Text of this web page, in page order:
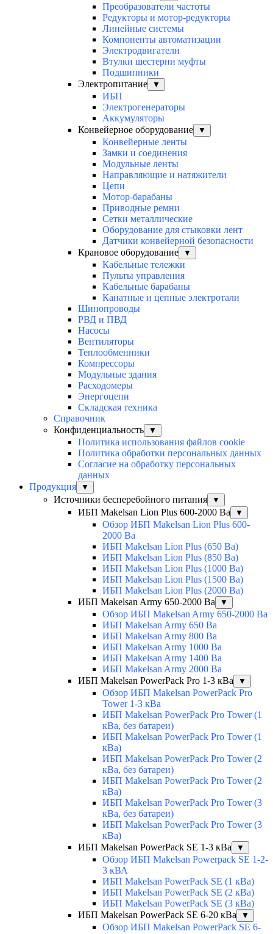
Преобразователи частоты
Редукторы и мотор-редукторы
Линейные системы
Компоненты автоматизации
Электродвигатели
Втулки шестерни муфты
Подшипники
Электропитание
▼
ИБП
Электрогенераторы
Аккумуляторы
Конвейерное оборудование
▼
Конвейерные ленты
Замки и соединения
Модульные ленты
Направляющие и натяжители
Цепи
Мотор-барабаны
Приводные ремни
Сетки металлические
Оборудование для стыковки лент
Датчики конвейерной безопасности
Крановое оборудование
▼
Кабельные тележки
Пульты управления
Кабельные барабаны
Канатные и цепные электротали
Шинопроводы
РВД и ПВД
Насосы
Вентиляторы
Теплообменники
Компрессоры
Модульные здания
Расходомеры
Энергоцепи
Складская техника
Справочник
Конфиденциальность
▼
Политика использования файлов cookie
Политика обработки персональных данных
Согласие на обработку персональных
данных
Продукция
▼
Источники бесперебойного питания ▼
ИБП Makelsan Lion Plus 600-2000 Ва ▼
Обзор ИБП Makelsan Lion Plus 600-
2000 Вa
ИБП Makelsan Lion Plus (650 Ва)
ИБП Makelsan Lion Plus (850 Ва)
ИБП Makelsan Lion Plus (1000 Ва)
ИБП Makelsan Lion Plus (1500 Ва)
ИБП Makelsan Lion Plus (2000 Ва)
ИБП Makelsan Army 650-2000 Ва
▼
Обзор ИБП Makelsan Army 650-2000 Ва
ИБП Makelsan Army 650 Ва
ИБП Makelsan Army 800 Ва
ИБП Makelsan Army 1000 Ва
ИБП Makelsan Army 1400 Ва
ИБП Makelsan Army 2000 Ва
ИБП Makelsan PowerPack Pro 1-3 кВа
▼
Обзор ИБП Makelsan PowerPack Pro
Tower 1-3 кВа
ИБП Makelsan PowerPack Pro Tower (1
кВа, без батареи)
ИБП Makelsan PowerPack Pro Tower (1
кВа)
ИБП Makelsan PowerPack Pro Tower (2
кВа, без батареи)
ИБП Makelsan PowerPack Pro Tower (2
кВа)
ИБП Makelsan PowerPack Pro Tower (3
кВа, без батареи)
ИБП Makelsan PowerPack Pro Tower (3
кВа)
ИБП Makelsan PowerPack SE 1-3 кВа
▼
Обзор ИБП Makelsan Powerpack SE 1-2-
3 кВА
ИБП Makelsan PowerPack SE (1 кВа)
ИБП Makelsan PowerPack SE (2 кВа)
ИБП Makelsan PowerPack SE (3 кВа)
ИБП Makelsan PowerPack SE 6-20 кВа
▼
Обзор ИБП Makelsan PowerPack SE 6-